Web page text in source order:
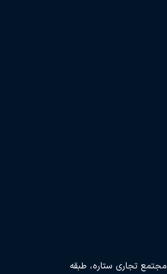
تجاری ستاره، طبقه